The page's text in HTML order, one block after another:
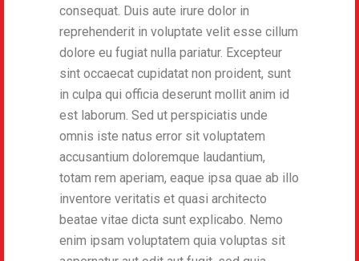
consequat. Duis aute irure dolor in
reprehenderit in voluptate velit esse cillum
dolore eu fugiat nulla pariatur. Excepteur
sint occaecat cupidatat non proident, sunt
in culpa qui officia deserunt mollit anim id
est laborum. Sed ut perspiciatis unde
omnis iste natus error sit voluptatem
accusantium doloremque laudantium,
totam rem aperiam, eaque ipsa quae ab illo
inventore veritatis et quasi architecto
beatae vitae dicta sunt explicabo. Nemo
enim ipsam voluptatem quia voluptas sit